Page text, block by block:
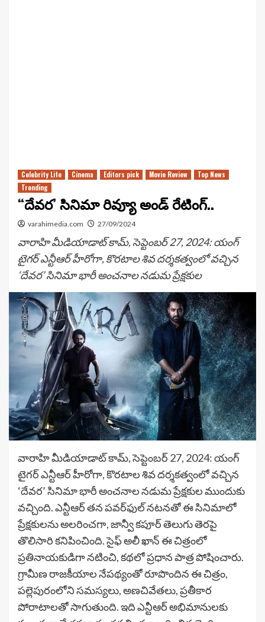
Celebrity Life Cinema Editors pick Movie Review
Top News
Trending
“దేవర’ సినిమా రివ్యూ అండ్ రేటింగ్..
varahimedia.com 27/09/2024
వారాహి మీడియాడాట్ కామ్, సెప్టెంబర్ 27, 2024: యంగ్
టైగర్ ఎన్టీఆర్ హీరోగా, కొరటాల శివ దర్శకత్వంలో వచ్చిన
‘దేవర’ సినిమా భారీ అంచనాల నడుమ ప్రేక్షకుల
వారాహి మీడియాడాట్ కామ్, సెప్టెంబర్ 27, 2024: యంగ్
టైగర్ ఎన్టీఆర్ హీరోగా, కొరటాల శివ దర్శకత్వంలో వచ్చిన
‘దేవర’ సినిమా భారీ అంచనాల నడుమ ప్రేక్షకుల ముందుకు
వచ్చింది. ఎన్టీఆర్ తన పవర్‌ఫుల్ నటనతో ఈ సినిమాలో
ప్రేక్షకులను అలరించగా, జాన్వీ కపూర్ తెలుగు తెరపై
తొలిసారి కనిపించింది. సైఫ్ అలీ ఖాన్ ఈ చిత్రంలో
ప్రతినాయకుడిగా నటించి, కథలో ప్రధాన పాత్ర పోషించారు.
గ్రామీణ రాజకీయాల నేపథ్యంతో రూపొందిన ఈ చిత్రం,
పల్లెపురంలోని సమస్యలు, అణచివేతలు, ప్రతీకార
పోరాటాలతో సాగుతుంది. ఇది ఎన్టీఆర్ అభిమానులకు